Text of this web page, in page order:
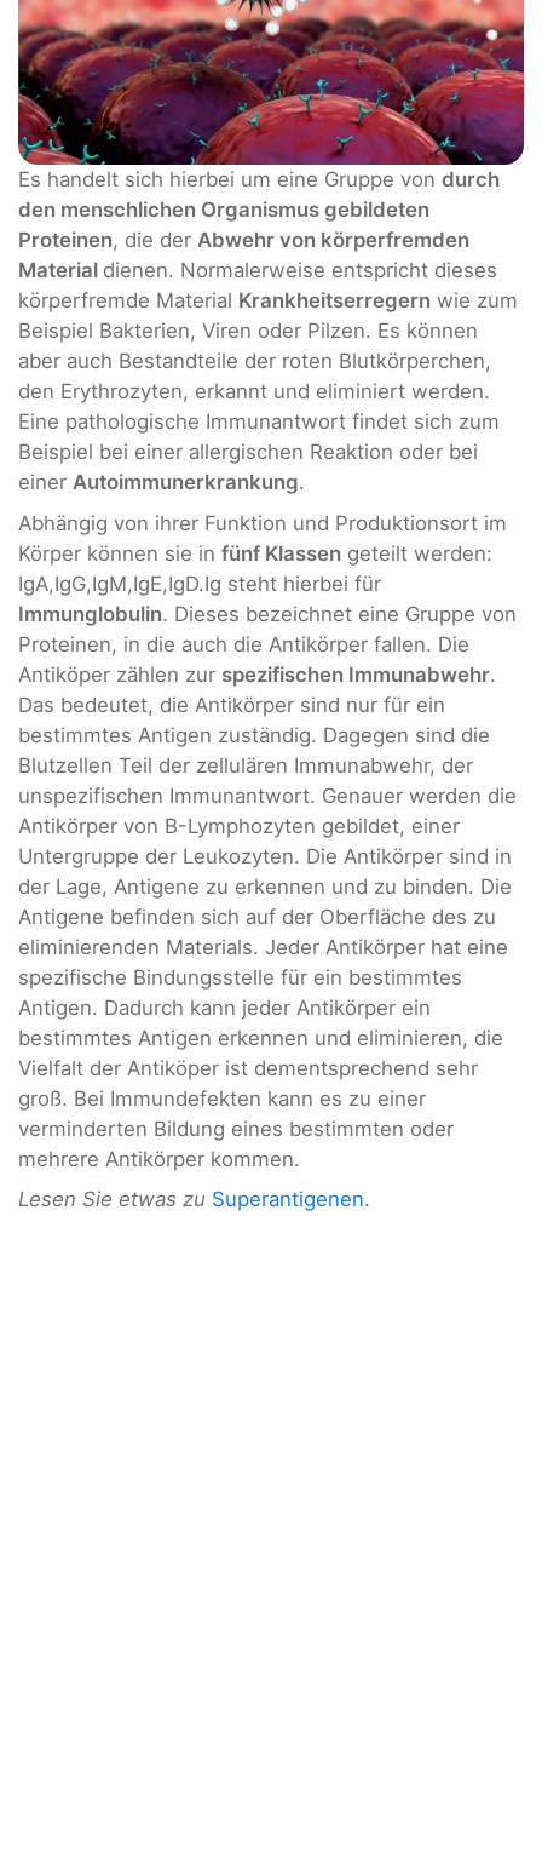
Es handelt sich hierbei um eine Gruppe von durch
den menschlichen Organismus gebildeten
Proteinen, die der Abwehr von körperfremden
Material dienen. Normalerweise entspricht dieses
körperfremde Material Krankheitserregern wie zum
Beispiel Bakterien, Viren oder Pilzen. Es können
aber auch Bestandteile der roten Blutkörperchen,
den Erythrozyten, erkannt und eliminiert werden.
Eine pathologische Immunantwort findet sich zum
Beispiel bei einer allergischen Reaktion oder bei
einer Autoimmunerkrankung.
Abhängig von ihrer Funktion und Produktionsort im
Körper können sie in fünf Klassen geteilt werden:
IgA,IgG,IgM,IgE,IgD.Ig steht hierbei für
Immunglobulin. Dieses bezeichnet eine Gruppe von
Proteinen, in die auch die Antikörper fallen. Die
Antiköper zählen zur spezifischen Immunabwehr.
Das bedeutet, die Antikörper sind nur für ein
bestimmtes Antigen zuständig. Dagegen sind die
Blutzellen Teil der zellulären Immunabwehr, der
unspezifischen Immunantwort. Genauer werden die
Antikörper von B-Lymphozyten gebildet, einer
Untergruppe der Leukozyten. Die Antikörper sind in
der Lage, Antigene zu erkennen und zu binden. Die
Antigene befinden sich auf der Oberfläche des zu
eliminierenden Materials. Jeder Antikörper hat eine
spezifische Bindungsstelle für ein bestimmtes
Antigen. Dadurch kann jeder Antikörper ein
bestimmtes Antigen erkennen und eliminieren, die
Vielfalt der Antiköper ist dementsprechend sehr
groß. Bei Immundefekten kann es zu einer
verminderten Bildung eines bestimmten oder
mehrere Antikörper kommen.
Lesen Sie etwas zu Superantigenen.